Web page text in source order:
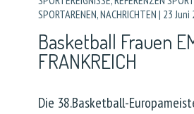
SPORTARENEN,NACHRICHTEN | 23 Juni
Basketball Frauen
FRANKREICH
Die 38.Basketball-